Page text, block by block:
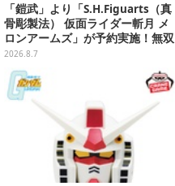
「鎧武」より「S.H.Figuarts（真
骨彫製法） 仮面ライダー斬月 メ
ロンアームズ」が予約実施！無双
セイバー、メロンディフェンダー
が付属
2026.8.7